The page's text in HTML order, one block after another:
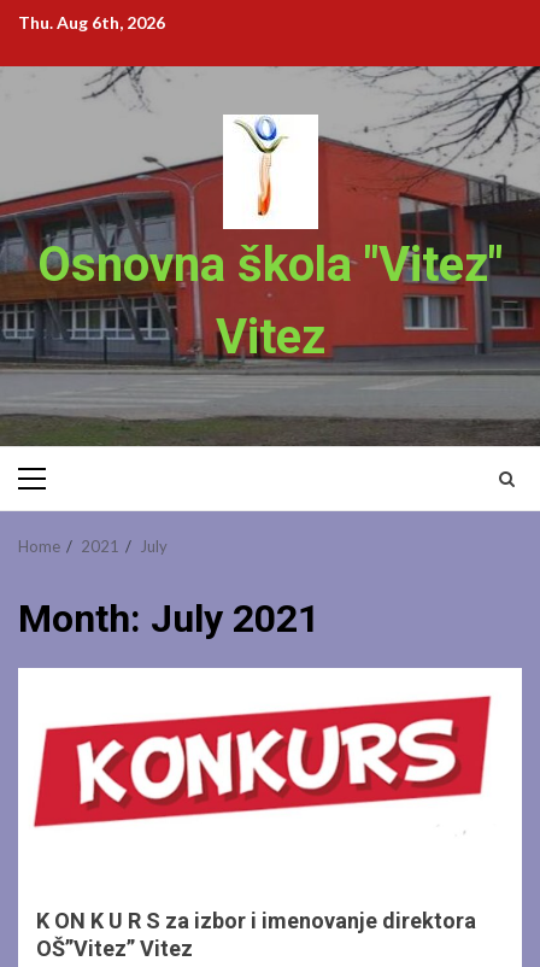
Skip
content
Thu. Aug 6th, 2026
Osnovna škola "Vitez"
Vitez
Primary
Menu
Home 2021 July
Month: July 2021
K ON K U R S za izbor i imenovanje direktora
OŠ”Vitez” Vitez